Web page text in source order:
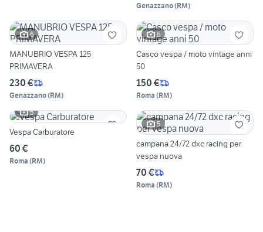
Genazzano(RM)
6
MANUBRIO VESPA 125
PRIMAVERA
230 €
Genazzano(RM)
6
Casco vespa / moto vintage anni
50
150 €
Roma (RM)
5
Vespa Carburatore
60 €
Roma (RM)
5
campana 24/72 dxc racing per
vespa nuova
70 €
Roma (RM)